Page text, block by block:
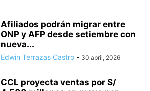
Afiliados podrán migrar entre
ONP y AFP desde setiembre con
nueva...
Edwin Terrazas Castro - 30 abril, 2026
CCL proyecta ventas por S/